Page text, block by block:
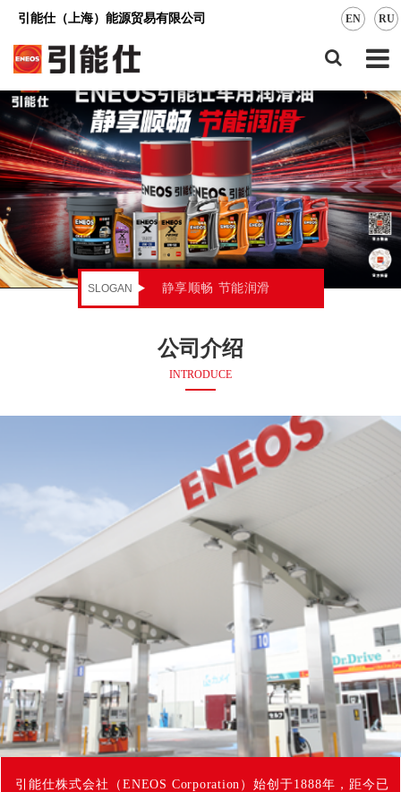
引能仕（上海）能源贸易有限公司 EN RU
SLOGAN 静享顺畅 节能润滑
公司介绍
INTRODUCE
引能仕株式会社（ENEOS Corporation）始创于1888年，距今已